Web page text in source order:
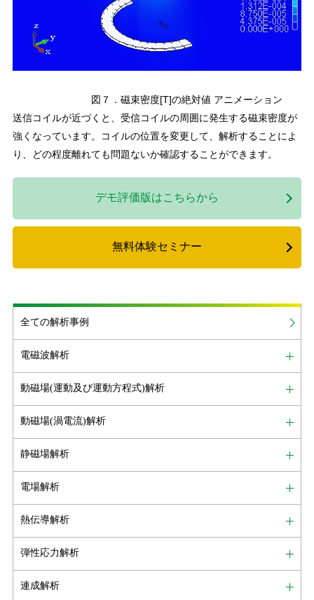
図７．磁束密度[T]の絶対値 アニメーション
送信コイルが近づくと、受信コイルの周囲に発生する磁束密度が
強くなっています。コイルの位置を変更して、解析することによ
り、どの程度離れても問題ないか確認することができます。
デモ評価版はこちらから
無料体験セミナー
全ての解析事例
電磁波解析
動磁場(運動及び運動方程式)解析
動磁場(渦電流)解析
静磁場解析
電場解析
熱伝導解析
弾性応力解析
連成解析